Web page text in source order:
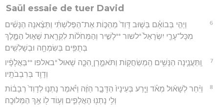
Saül essaie de tuer David
6
וַיְהִ֣י בְּבוֹאָ֗ם בְּשׁ֤וּב דָּוִד֙ מֵהַכּ֣וֹת אֶת־הַפְּלִשְׁתִּ֔י וַתֵּצֶ֨אנָה הַנָּשִׁ֜ים
מִכָּל־עָרֵ֤י יִשְׂרָאֵל֙ *לשור **לָשִׁ֣יר וְהַמְּחֹל֔וֹת לִקְרַ֖את שָׁא֣וּל הַמֶּ֑לֶךְ
בְּתֻפִּ֥ים בְּשִׂמְחָ֖ה וּבְשָׁלִשִֽׁים׃
7
וַֽתַּעֲנֶ֛ינָה הַנָּשִׁ֥ים הַֽמְשַׂחֲק֖וֹת וַתֹּאמַ֑רְןָ הִכָּ֤ה שָׁאוּל֙ *באלפו **בַּאֲלָפָ֔יו
וְדָוִ֖ד בְּרִבְבֹתָֽיו׃
8
וַיִּ֨חַר לְשָׁא֜וּל מְאֹ֗ד וַיֵּ֤רַע בְּעֵינָיו֙ הַדָּבָ֣ר הַזֶּ֔ה וַיֹּ֗אמֶר נָתְנ֤וּ לְדָוִד֙ רְבָב֔וֹת
וְלִ֥י נָתְנ֖וּ הָאֲלָפִ֑ים וְע֥וֹד ל֖וֹ אַ֥ךְ הַמְּלוּכָֽה׃